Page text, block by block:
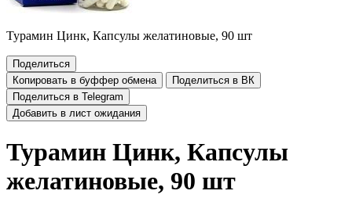
Турамин Цинк, Капсулы желатиновые, 90 шт
Поделиться
Копировать в буффер обмена
Поделиться в ВК
Поделиться в Telegram
Добавить в лист ожидания
Турамин Цинк, Капсулы
желатиновые, 90 шт